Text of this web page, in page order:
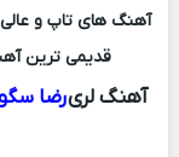
آهنگ های تاپ و عالی
قدیمی ترین
آهنگ لریرضا